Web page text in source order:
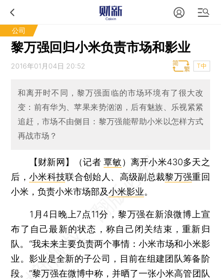
公司
黎万强回归小米负责市场和影业
2016年01月04日 20:52 T中
和离开时不同，黎万强面临的市场环境有了很大改
变：前有华为、苹果来势汹汹，后有魅族、乐视紧紧
追赶，市场不由侧目：黎万强能帮助小米以怎样方式
再战市场？
【财新网】（记者覃敏 ） 离开小米430多天之
后，小米科技联合创始人、高级副总裁黎万强重回
小米，负责小米市场部及小米影业。
1月4日晚上7点11分，黎万强在新浪微博上宣
布了自己最新的状态，称自己闭关结束，重新归
队。“我未来主要负责两个事情：小米市场和小米影
业。影业是全新的子公司，目前在组建团队筹备阶
段。”黎万强在微博中称，并晒了一张小米高管团队